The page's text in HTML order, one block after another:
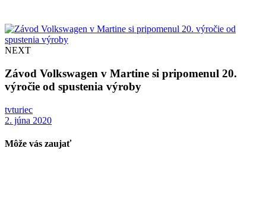
NEXT
Závod Volkswagen v Martine si pripomenul 20.
výročie od spustenia výroby
tvturiec
2. júna 2020
Môže vás zaujať